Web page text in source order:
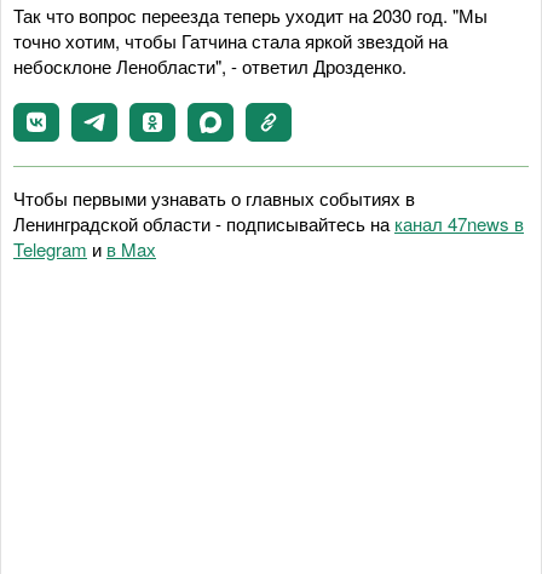
Так что вопрос переезда теперь уходит на 2030 год. "Мы
точно хотим, чтобы Гатчина стала яркой звездой на
небосклоне Ленобласти", - ответил Дрозденко.
Чтобы первыми узнавать о главных событиях в
Ленинградской области - подписывайтесь на канал 47news в
Telegram и в Maх